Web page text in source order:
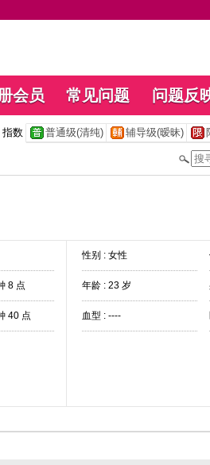
会员 常见问题 问题反
指数 普通级(清纯) 辅导级(暧昧)
8 点
40 点
性别 : 女性
年龄 : 23 岁
血型 : ----